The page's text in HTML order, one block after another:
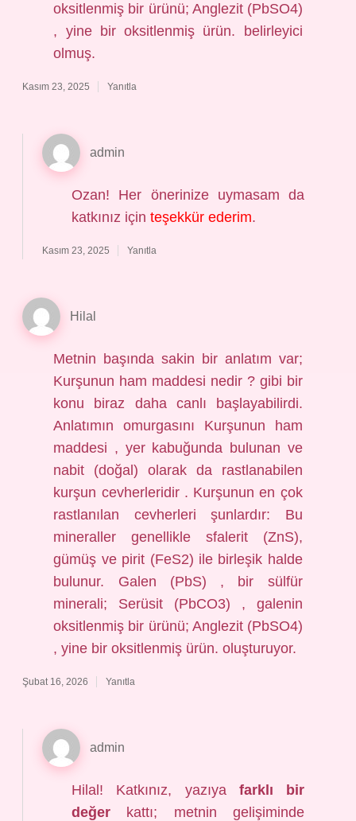
oksitlenmiş bir ürünü; Anglezit (PbSO4)
, yine bir oksitlenmiş ürün. belirleyici
olmuş.
Kasım 23, 2025 Yanıtla
admin
Ozan! Her önerinize uymasam da
katkınız için teşekkür ederim.
Kasım 23, 2025 Yanıtla
Hilal
Metnin başında sakin bir anlatım var;
Kurşunun ham maddesi nedir ? gibi bir
konu biraz daha canlı başlayabilirdi.
Anlatımın omurgasını Kurşunun ham
maddesi , yer kabuğunda bulunan ve
nabit (doğal) olarak da rastlanabilen
kurşun cevherleridir . Kurşunun en çok
rastlanılan cevherleri şunlardır: Bu
mineraller genellikle sfalerit (ZnS),
gümüş ve pirit (FeS2) ile birleşik halde
bulunur. Galen (PbS) , bir sülfür
minerali; Serüsit (PbCO3) , galenin
oksitlenmiş bir ürünü; Anglezit (PbSO4)
, yine bir oksitlenmiş ürün. oluşturuyor.
Şubat 16, 2026 Yanıtla
admin
Hilal! Katkınız, yazıya farklı bir
değerkattı; metnin gelişiminde